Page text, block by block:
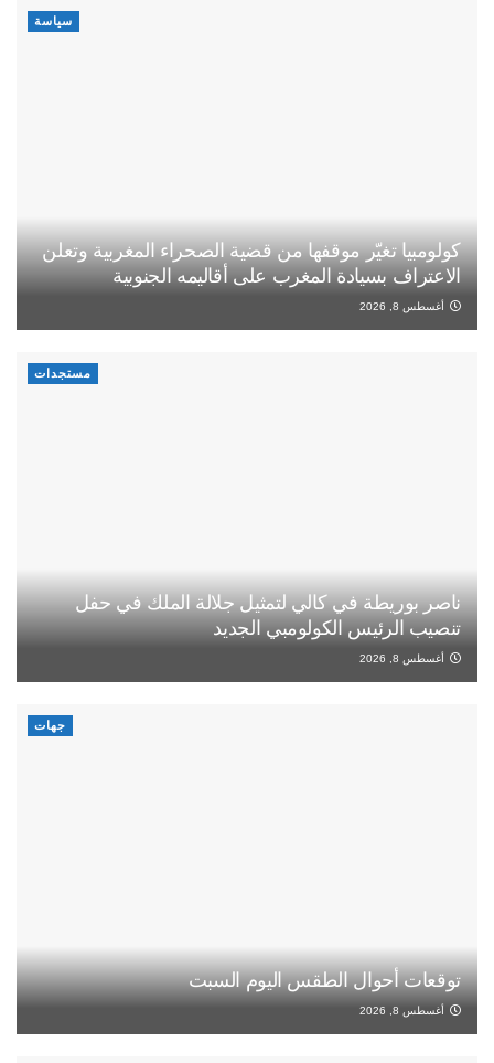
سياسة
كولومبيا تغيّر موقفها من قضية الصحراء المغربية وتعلن
الاعتراف بسيادة المغرب على أقاليمه الجنوبية
أغسطس 8, 2026
مستجدات
ناصر بوريطة في كالي لتمثيل جلالة الملك في حفل
تنصيب الرئيس الكولومبي الجديد
أغسطس 8, 2026
جهات
توقعات أحوال الطقس اليوم السبت
أغسطس 8, 2026